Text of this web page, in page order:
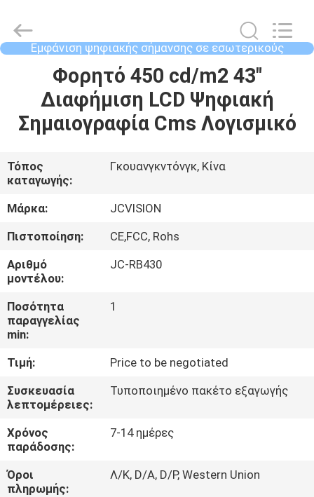
ΠΡΟΪΌΝΤΑ
ΣΧΕΤΙΚΆ
ΜΕ
ΕΜΆΣ
ΕΠΙΣΚΈΨΕΙΣ
ΣΤΟ
ΕΡΓΟΣΤΆΣΙΟ
ΠΟΙΌΤΗΤΑΣ
ΕΠΙΚΟΙΝΩΝΉΣΤΕ
ΜΑΖΊ
ΜΑΣ
Interactive
Technology
Co.,
Ltd..
Εμφάνιση ψηφιακής σήμανσης σε εσωτερικούς
χώρους
Φορητό 450 cd/m2 43"
Διαφήμιση LCD Ψηφιακή
Σημαιογραφία Cms Λογισμικό
Τόπος
καταγωγής:
Γκουανγκντόνγκ, Κίνα
Μάρκα:
JCVISION
Πιστοποίηση:
CE,FCC, Rohs
Αριθμό
μοντέλου:
JC-RB430
Ποσότητα
παραγγελίας
min:
1
Τιμή:
Price to be negotiated
Συσκευασία
λεπτομέρειες:
Τυποποιημένο πακέτο εξαγωγής
Χρόνος
παράδοσης:
7-14 ημέρες
Όροι
πληρωμής:
Λ/Κ, D/A, D/P, Western Union